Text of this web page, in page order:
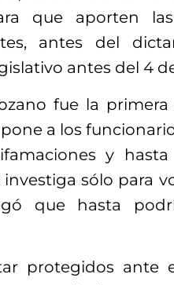
que aporten las
antes del
antes del 4
fue la
a los
y hasta
sólo para
que hasta
protegidos ante